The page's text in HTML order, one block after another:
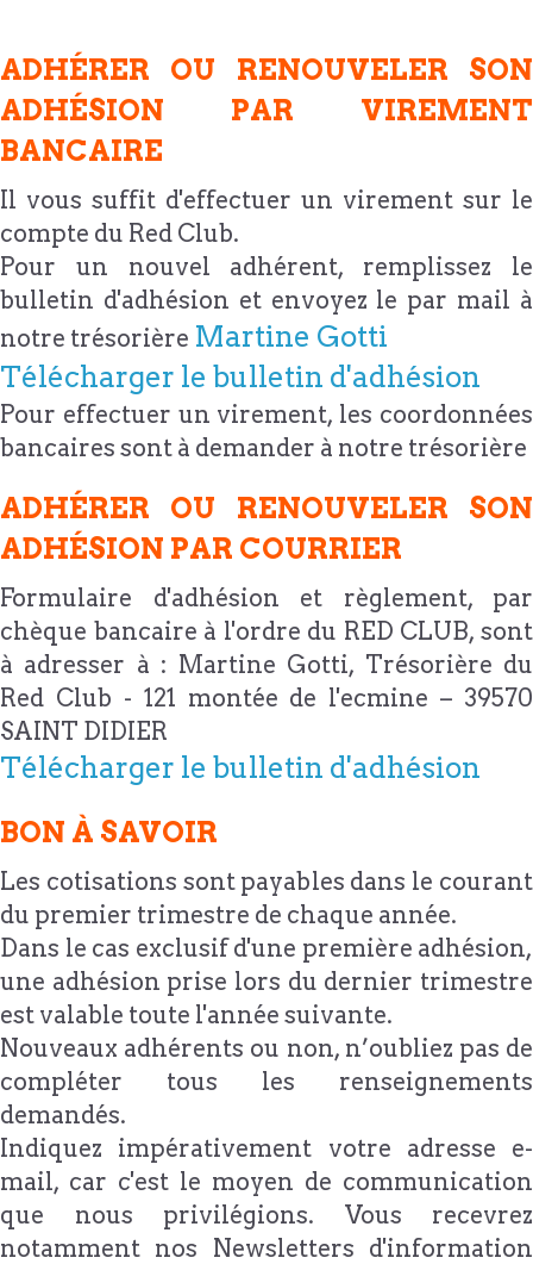
ADHÉRER OU RENOUVELER SON
ADHÉSION PAR VIREMENT
BANCAIRE
Il vous suffit d'effectuer un virement sur le
compte du Red Club.
Pour un nouvel adhérent, remplissez le
bulletin d'adhésion et envoyez le par mail à
notre trésorière Martine Gotti
Télécharger le bulletin d'adhésion
Pour effectuer un virement, les coordonnées
bancaires sont à demander à notre trésorière
ADHÉRER OU RENOUVELER SON
ADHÉSION PAR COURRIER
Formulaire d'adhésion et règlement, par
chèque bancaire à l'ordre du RED CLUB, sont
à adresser à : Martine Gotti, Trésorière du
Red Club - 121 montée de l'ecmine – 39570
SAINT DIDIER
Télécharger le bulletin d'adhésion
BON À SAVOIR
Les cotisations sont payables dans le courant
du premier trimestre de chaque année.
Dans le cas exclusif d'une première adhésion,
une adhésion prise lors du dernier trimestre
est valable toute l'année suivante.
Nouveaux adhérents ou non, n’oubliez pas de
compléter tous les renseignements
demandés.
Indiquez impérativement votre adresse e-
mail, car c'est le moyen de communication
que nous privilégions. Vous recevrez
notamment nos Newsletters d'information